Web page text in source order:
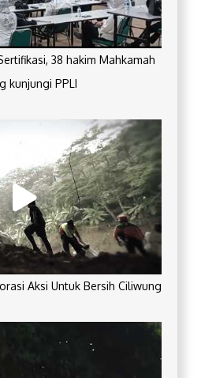
38 hakim Mahkamah
kunjungi PPLI
Aksi Untuk Bersih Ciliwung